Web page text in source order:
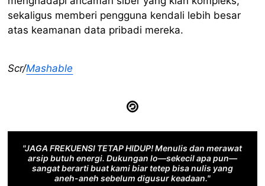
sekaligus memberi pengguna kendali lebih besar
atas keamanan data pribadi mereka.
Scr/Mashable
"JAGA FREKUENSI TETAP HIDUP! Menulis dan merawat
arsip butuh energi. Dukungan lo—sekecil apa pun—
sangat berarti buat kami biar tetep bisa nulis yang
aneh-aneh sebelum digusur keadaan."